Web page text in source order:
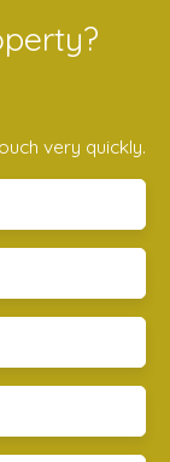
very quickly.